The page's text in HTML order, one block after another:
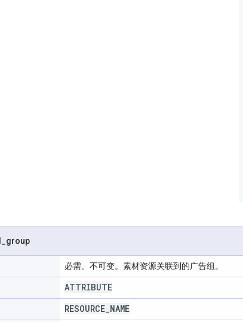
group
必需。不可变。素材资源关联到的广告组。
ATTRIBUTE
RESOURCE NAME